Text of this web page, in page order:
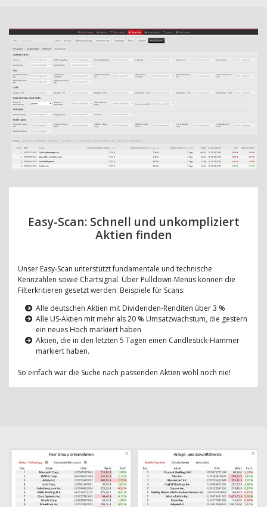
Easy-Scan: Schnell und unkompliziert
Aktien finden
Unser Easy-Scan unterstützt fundamentale und technische
Kennzahlen sowie Chartsignal. Über Pulldown-Menüs können die
Filterkritieren gesetzt werden. Beispiele für Scans:
Alle deutschen Aktien mit Dividenden-Renditen über 3 %
Alle US-Aktien mit mehr als 20 % Umsatzwachstum, die gestern
ein neues Hoch markiert haben
Aktien, die in den letzten 5 Tagen einen Candlestick-Hammer
markiert haben.
So einfach war die Suche nach passenden Aktien wohl noch nie!